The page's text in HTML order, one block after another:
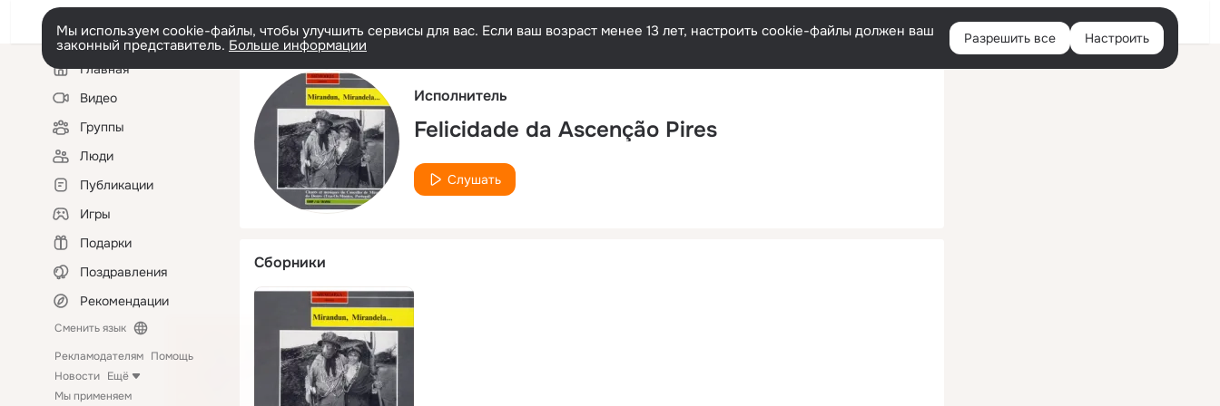
Русский Войти
Мы используем cookie-файлы, чтобы улучшить сервисы для вас. Если ваш возраст менее 13 лет, настроить cookie-файлы должен ваш
законный представитель. Больше информации Разрешить все Настроить
Левая
колонкаГлавная
Видео
Группы
Люди
Публикации
Игры
Подарки
Поздравления
Рекомендации
Сменить язык
Рекламодателям Помощь
Новости Ещё
Мы применяем
Исполнитель
Felicidade da Ascenção Pires
Слушать
Сборники